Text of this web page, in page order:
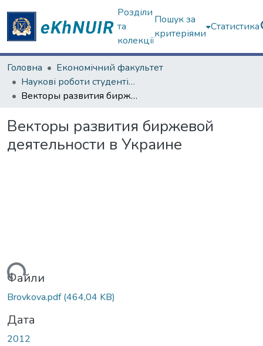
Розділи
та
колекції
Пошук за
критеріями
Статистика
Головна
Економічний факультет
Наукові роботи студентів та аспірантів. Економічний факультет
Векторы развития биржевой деятельности в Украине
Векторы развития биржевой
деятельности в Украине
Файли
Brovkova.pdf(464,04 KB)
Дата
2012